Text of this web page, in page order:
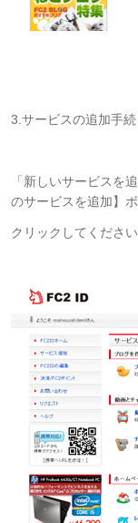
3.サービスの追加手続
「新しいサービスを
のサービスを追加】
クリックしてください